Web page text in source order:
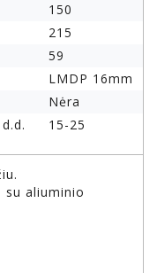
150
215
59
LMDP 16mm
Nėra
15-25
su aliuminio